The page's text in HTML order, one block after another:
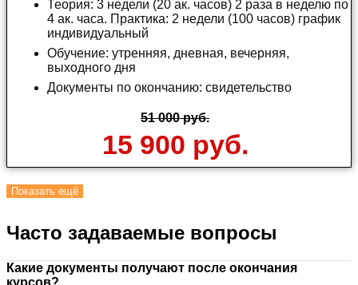
Теория: 3 недели (20 ак. часов) 2 раза в неделю по
4 ак. часа. Практика: 2 недели (100 часов) график
индивидуальный
Обучение: утренняя, дневная, вечерняя,
выходного дня
Документы по окончанию: свидетельство
51 000 руб.
15 900 руб.
Показать ещё
Часто задаваемые вопросы
Какие документы получают после окончания
курсов?